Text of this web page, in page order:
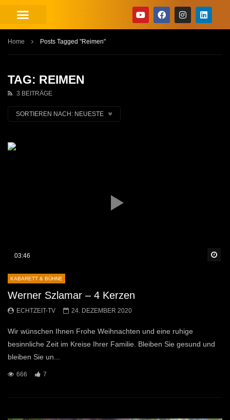
Home Posts Tagged "Reimen"
TAG: REIMEN
3 BEITRÄGE
SORTIEREN NACH: NEUESTE
03:46
KABARETT & BÜHNE
Werner Szlamar – 4 Kerzen
ECHTZEIT-TV 24. DEZEMBER 2020
Wir wünschen Ihnen Frohe Weihnachten und eine ruhige
besinnliche Zeit im Kreise Ihrer Familie. Bleiben Sie gesund und
bleiben Sie un...
666 7